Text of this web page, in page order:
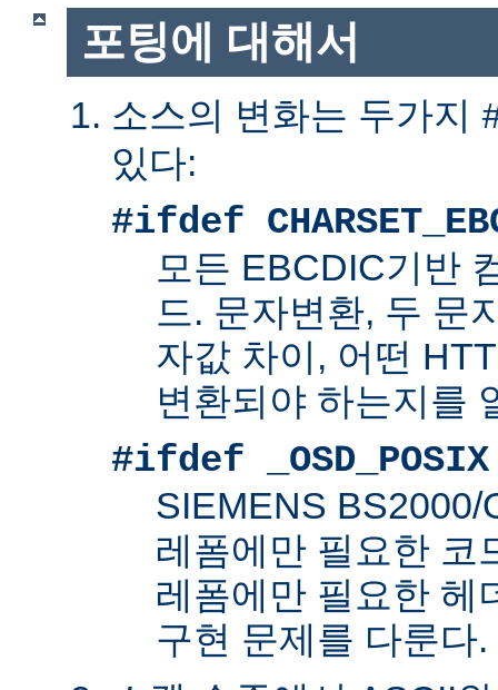
포팅에 대해서
소스의 변화는 두가지
있다:
#ifdef
모든 EBCDIC기반
드. 문자변환, 두 문
자값 차이, 어떤
변환되야 하는지를
#ifdef _OSD_POSIX
SIEMENS BS2000/
레폼에만 필요한 코
레폼에만 필요한 헤
구현 문제를 다룬다.